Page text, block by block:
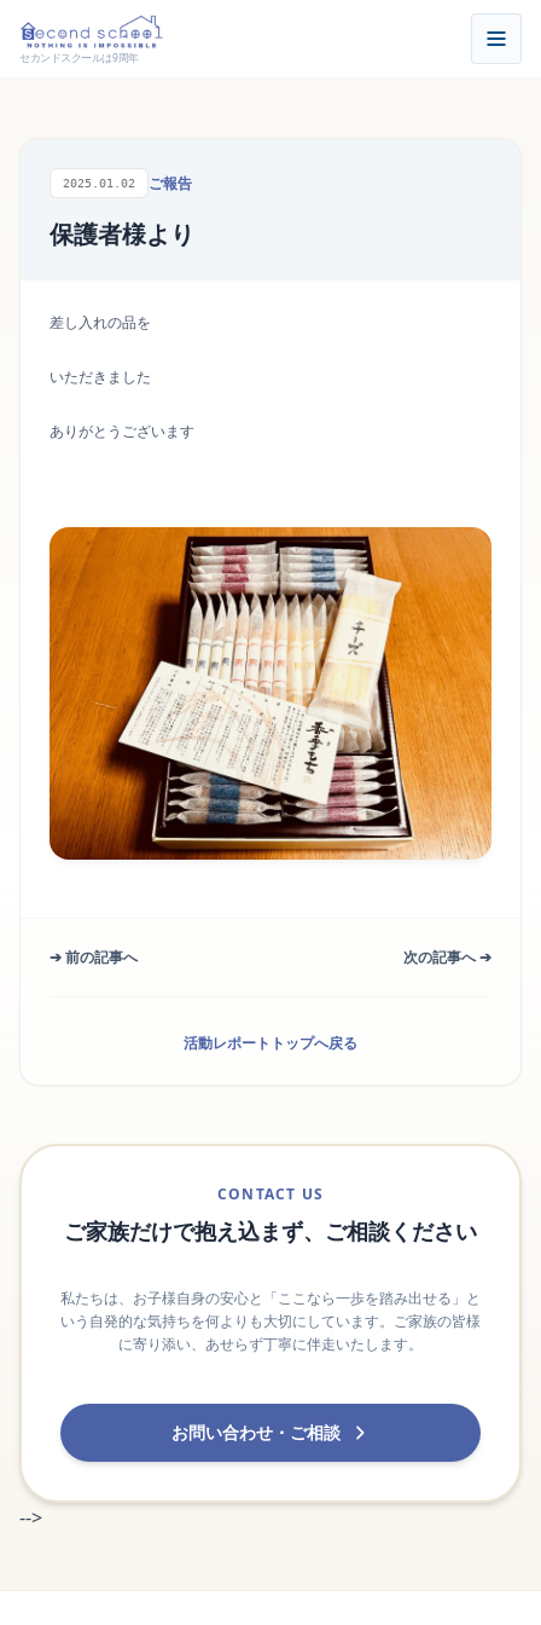
セカンドスクールは9周年
2025.01.02 ご報告
保護者様より
差し入れの品を
いただきました
ありがとうございます
➔ 前の記事へ 次の記事へ ➔
活動レポートトップへ戻る
CONTACT US
ご家族だけで抱え込まず、ご相談ください
私たちは、お子様自身の安心と「ここなら一歩を踏み出せる」と
いう自発的な気持ちを何よりも大切にしています。ご家族の皆様
に寄り添い、あせらず丁寧に伴走いたします。
お問い合わせ・ご相談
-->